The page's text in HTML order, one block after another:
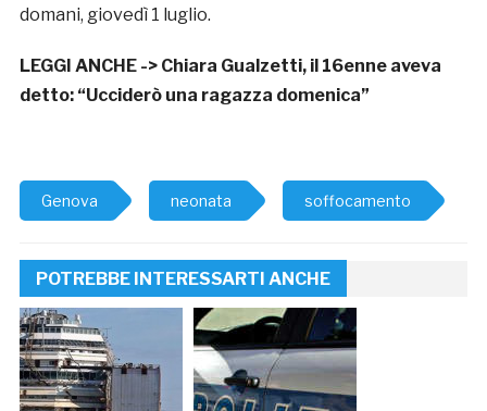
domani, giovedì 1 luglio.
LEGGI ANCHE -> Chiara Gualzetti, il 16enne aveva
detto: “Ucciderò una ragazza domenica”
Genova neonata soffocamento
POTREBBE INTERESSARTI ANCHE